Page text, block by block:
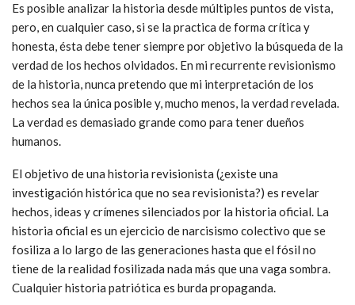
Es posible analizar la historia desde múltiples puntos de vista,
pero, en cualquier caso, si se la practica de forma crítica y
honesta, ésta debe tener siempre por objetivo la búsqueda de la
verdad de los hechos olvidados. En mi recurrente revisionismo
de la historia, nunca pretendo que mi interpretación de los
hechos sea la única posible y, mucho menos, la verdad revelada.
La verdad es demasiado grande como para tener dueños
humanos.
El objetivo de una historia revisionista (¿existe una
investigación histórica que no sea revisionista?) es revelar
hechos, ideas y crímenes silenciados por la historia oficial. La
historia oficial es un ejercicio de narcisismo colectivo que se
fosiliza a lo largo de las generaciones hasta que el fósil no
tiene de la realidad fosilizada nada más que una vaga sombra.
Cualquier historia patriótica es burda propaganda.